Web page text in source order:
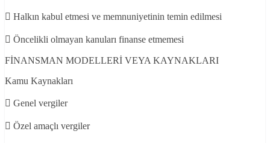
 Halkın kabul etmesi ve memnuniyetinin temin edilmesi
 Öncelikli olmayan kanuları finanse etmemesi
FİNANSMAN MODELLERİ VEYA KAYNAKLARI
Kamu Kaynakları
 Genel vergiler
 Özel amaçlı vergiler